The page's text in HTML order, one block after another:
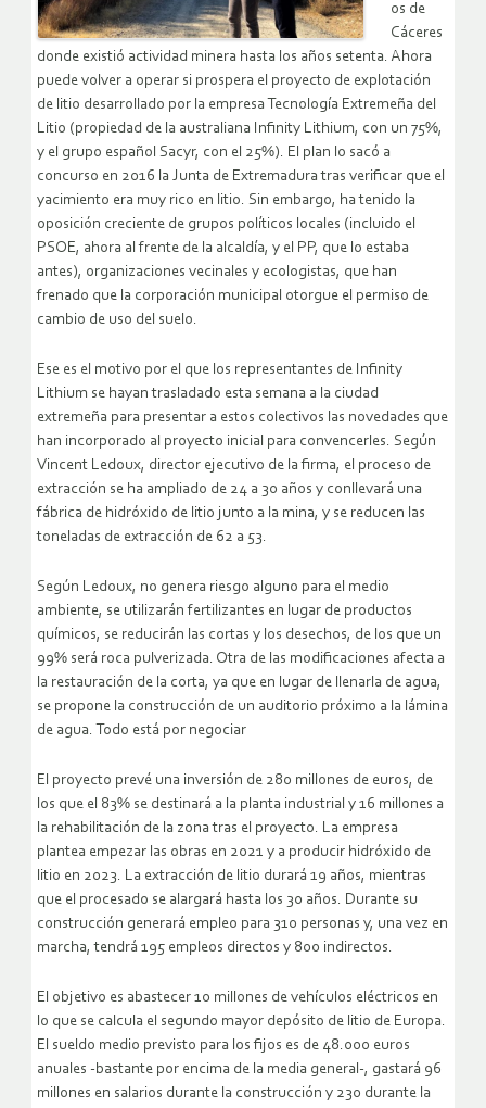
os de
Cáceres
donde existió actividad minera hasta los años setenta. Ahora
puede volver a operar si prospera el proyecto de explotación
de litio desarrollado por la empresa Tecnología Extremeña del
Litio (propiedad de la australiana Infinity Lithium, con un 75%,
y el grupo español Sacyr, con el 25%). El plan lo sacó a
concurso en 2016 la Junta de Extremadura tras verificar que el
yacimiento era muy rico en litio. Sin embargo, ha tenido la
oposición creciente de grupos políticos locales (incluido el
PSOE, ahora al frente de la alcaldía, y el PP, que lo estaba
antes), organizaciones vecinales y ecologistas, que han
frenado que la corporación municipal otorgue el permiso de
cambio de uso del suelo.
Ese es el motivo por el que los representantes de Infinity
Lithium se hayan trasladado esta semana a la ciudad
extremeña para presentar a estos colectivos las novedades que
han incorporado al proyecto inicial para convencerles. Según
Vincent Ledoux, director ejecutivo de la firma, el proceso de
extracción se ha ampliado de 24 a 30 años y conllevará una
fábrica de hidróxido de litio junto a la mina, y se reducen las
toneladas de extracción de 62 a 53.
Según Ledoux, no genera riesgo alguno para el medio
ambiente, se utilizarán fertilizantes en lugar de productos
químicos, se reducirán las cortas y los desechos, de los que un
99% será roca pulverizada. Otra de las modificaciones afecta a
la restauración de la corta, ya que en lugar de llenarla de agua,
se propone la construcción de un auditorio próximo a la lámina
de agua. Todo está por negociar
El proyecto prevé una inversión de 280 millones de euros, de
los que el 83% se destinará a la planta industrial y 16 millones a
la rehabilitación de la zona tras el proyecto. La empresa
plantea empezar las obras en 2021 y a producir hidróxido de
litio en 2023. La extracción de litio durará 19 años, mientras
que el procesado se alargará hasta los 30 años. Durante su
construcción generará empleo para 310 personas y, una vez en
marcha, tendrá 195 empleos directos y 800 indirectos.
El objetivo es abastecer 10 millones de vehículos eléctricos en
lo que se calcula el segundo mayor depósito de litio de Europa.
El sueldo medio previsto para los fijos es de 48.000 euros
anuales -bastante por encima de la media general-, gastará 96
millones en salarios durante la construcción y 230 durante la